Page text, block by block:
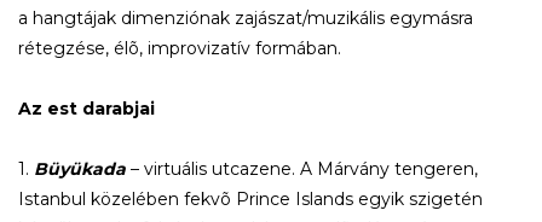
a hangtájak dimenziónak zajászat/muzikális egymásra
rétegzése, élõ, improvizatív formában.
Az est darabjai
1. Büyükada – virtuális utcazene. A Márvány tengeren,
Istanbul közelében fekvõ Prince Islands egyik szigetén